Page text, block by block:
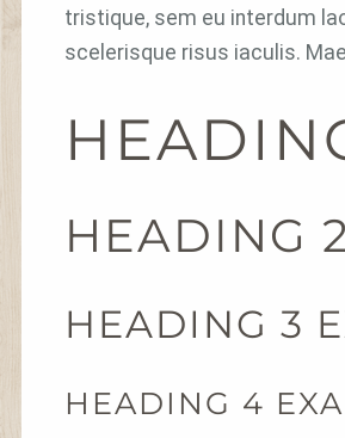
tristique, sem eu interdum
scelerisque risus iaculis.
HEADING
HEADING 3
HEADING 4